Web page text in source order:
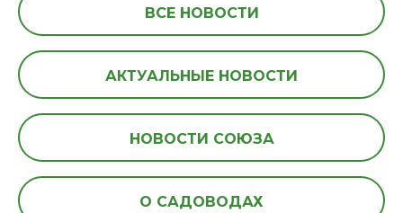
ВСЕ НОВОСТИ
АКТУАЛЬНЫЕ НОВОСТИ
НОВОСТИ СОЮЗА
О САДОВОДАХ